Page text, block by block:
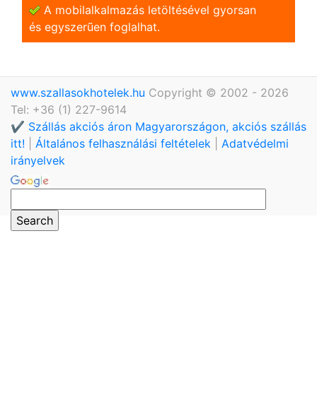
A mobilalkalmazás letöltésével gyorsan
és egyszerũen foglalhat.
www.szallasokhotelek.hu Copyright © 2002 - 2026
Tel: +36 (1) 227-9614
✔️ Szállás akciós áron Magyarországon, akciós szállás
itt!
Általános felhasználási feltételek
Adatvédelmi
irányelvek